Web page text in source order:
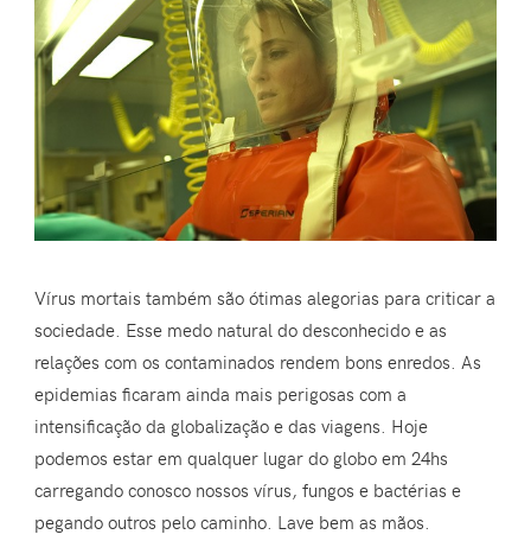
Vírus mortais também são ótimas alegorias para criticar a
sociedade. Esse medo natural do desconhecido e as
relações com os contaminados rendem bons enredos. As
epidemias ficaram ainda mais perigosas com a
intensificação da globalização e das viagens. Hoje
podemos estar em qualquer lugar do globo em 24hs
carregando conosco nossos vírus, fungos e bactérias e
pegando outros pelo caminho. Lave bem as mãos.